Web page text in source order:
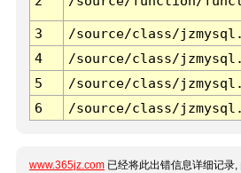
3 /source/class/
4
/source/class/
5
/source/class/
6
/source/class/
www.365jz.com 已经将此出错信息详细记录